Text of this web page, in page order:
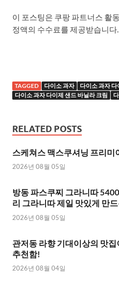
이 포스팅은 쿠팡 파트너스 활
정액의 수수료를 제공받습니다.
TAGGED 다이소 과자
다이소 과자 다
다이소 과자 다이제 샌드 바닐라 크림
RELATED POSTS
스케쳐스 맥스쿠셔닝 프리미
2026년 08월 05일
방동 파스쿠찌 그라니따
리 그라니따 제일 맛있게 만
2026년 08월 05일
관저동 라향 기대이상의 맛
추천함!
2026년 08월 04일